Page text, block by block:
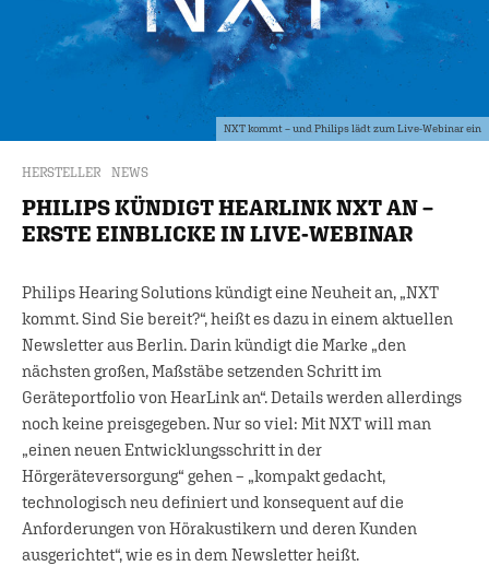
NXT kommt – und Philips lädt zum Live-Webinar ein
HERSTELLER NEWS
PHILIPS KÜNDIGT HEARLINK NXT AN –
ERSTE EINBLICKE IN LIVE-WEBINAR
Philips Hearing Solutions kündigt eine Neuheit an, „NXT
kommt. Sind Sie bereit?“, heißt es dazu in einem aktuellen
Newsletter aus Berlin. Darin kündigt die Marke „den
nächsten großen, Maßstäbe setzenden Schritt im
Geräteportfolio von HearLink an“. Details werden allerdings
noch keine preisgegeben. Nur so viel: Mit NXT will man
„einen neuen Entwicklungsschritt in der
Hörgeräteversorgung“ gehen – „kompakt gedacht,
technologisch neu definiert und konsequent auf die
Anforderungen von Hörakustikern und deren Kunden
ausgerichtet“, wie es in dem Newsletter heißt.